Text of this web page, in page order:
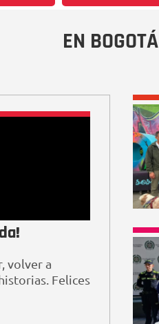
EN BOGOTÁ
volver a
Felices